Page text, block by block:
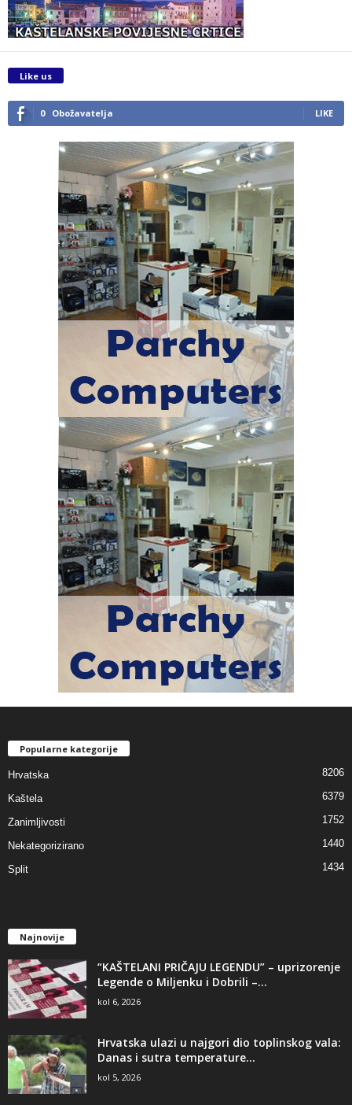
Like us
0 Obožavatelja LIKE
Popularne kategorije
Hrvatska 8206
Kaštela 6379
Zanimljivosti 1752
Nekategorizirano 1440
Split 1434
Najnovije
“KAŠTELANI PRIČAJU LEGENDU” – uprizorenje
Legende o Miljenku i Dobrili –...
kol 6, 2026
Hrvatska ulazi u najgori dio toplinskog vala:
Danas i sutra temperature...
kol 5, 2026